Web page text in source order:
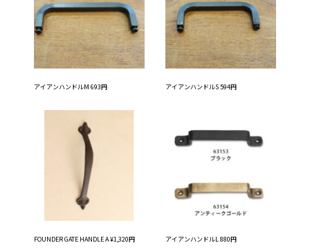
アイアンハンドルM 693円 アイアンハンドルS 594円
FOUNDER GATE HANDLE A ¥1,320円 アイアンハンドルL 880円